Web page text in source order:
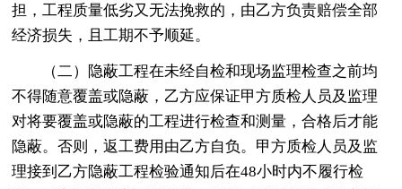
担，工程质量低劣又无法挽救的，由乙方负责赔偿全部
经济损失，且工期不予顺延。
（二）隐蔽工程在未经自检和现场监理检查之前均
不得随意覆盖或隐蔽，乙方应保证甲方质检人员及监理
对将要覆盖或隐蔽的工程进行检查和测量，合格后才能
隐蔽。否则，返工费用由乙方自负。甲方质检人员及监
理接到乙方隐蔽工程检验通知后在48小时内不履行检